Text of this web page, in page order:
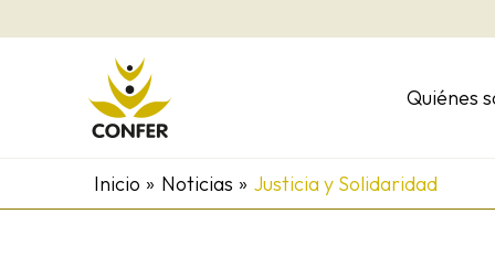
al
Quiénes
Inicio Noticias Justicia y Solidaridad